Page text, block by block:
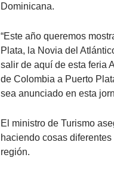
Dominicana.
“Este año queremos
Plata, la Novia del
salir de aquí de esta feria
de Colombia a Puerto
sea anunciado en esta
El ministro de Turismo
haciendo cosas
región.